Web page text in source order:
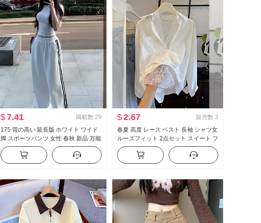
$7.41 掲載数 29
175 背の高い 延長版 ホワイト ワイド
脚 スポーツパンツ 女性 春秋 新品 万能
ストライプ カジュアル フロアレング
ス ズボン
$2.67 販売数 3
春夏 高度 レース ベスト 長袖 シャツ女
ルーズフィット 2点セット スイート フ
レッシュ